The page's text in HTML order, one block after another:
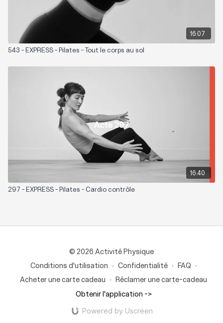
16:07
543 - EXPRESS - Pilates - Tout le corps au sol
16:40
297 - EXPRESS - Pilates - Cardio contrôle
© 2026 Activité Physique
Conditions d'utilisation ∙ Confidentialité ∙ FAQ ∙
Acheter une carte cadeau ∙ Réclamer une carte-cadeau
Obtenir l'application ->
Powered by Uscreen